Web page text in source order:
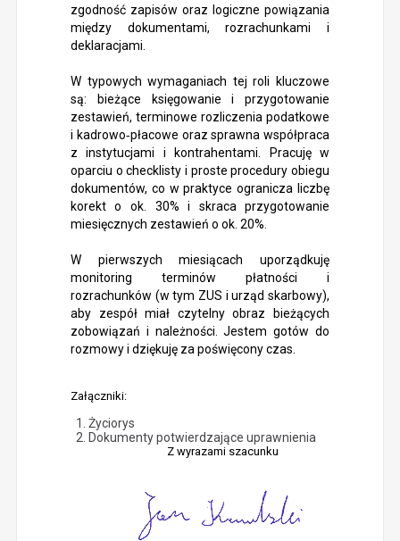
zgodność zapisów oraz logiczne powiązania
między dokumentami, rozrachunkami i
deklaracjami.
W typowych wymaganiach tej roli kluczowe
są: bieżące księgowanie i przygotowanie
zestawień, terminowe rozliczenia podatkowe
i kadrowo‑płacowe oraz sprawna współpraca
z instytucjami i kontrahentami. Pracuję w
oparciu o checklisty i proste procedury obiegu
dokumentów, co w praktyce ogranicza liczbę
korekt o ok. 30% i skraca przygotowanie
miesięcznych zestawień o ok. 20%.
W pierwszych miesiącach uporządkuję
monitoring terminów płatności i
rozrachunków (w tym ZUS i urząd skarbowy),
aby zespół miał czytelny obraz bieżących
zobowiązań i należności. Jestem gotów do
rozmowy i dziękuję za poświęcony czas.
Załączniki:
Życiorys
Dokumenty potwierdzające uprawnienia
Z wyrazami szacunku